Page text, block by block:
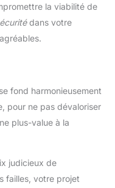
la viabilité de
dans votre
fond harmonieusement
pour ne pas dévaloriser
plus-value à la
judicieux de
failles, votre projet